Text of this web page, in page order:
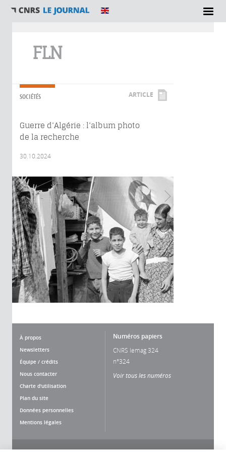
FLN
SOCIÉTÉS ARTICLE
Guerre d’Algérie : l’album photo
de la recherche
30.10.2024
À propos
Newsletters
Équipe / crédits
Nous contacter
Charte d'utilisation
Plan du site
Données personnelles
Mentions légales
Numéros papiers
CNRS lemag 324
n°324
Voir tous les numéros